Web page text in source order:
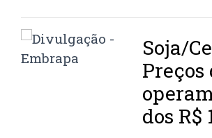
Soja/
Preços
dos R$